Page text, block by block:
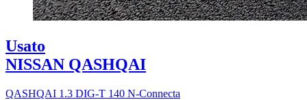
Usato
NISSAN QASHQAI
QASHQAI 1.3 DIG-T 140 N-Connecta